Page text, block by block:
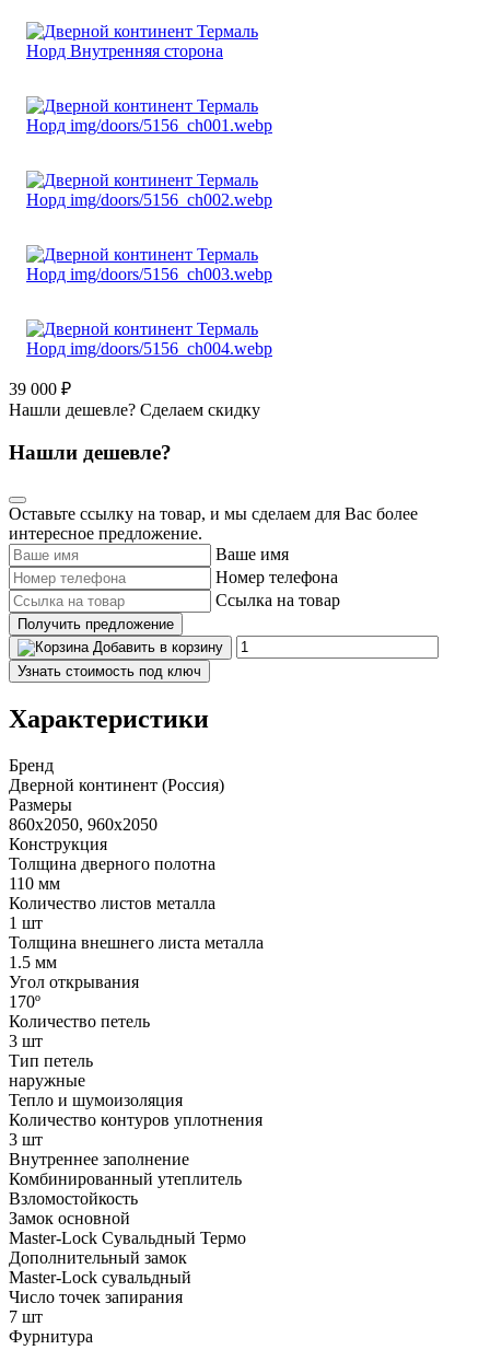
39 000 ₽
Нашли дешевле? Сделаем скидку
Нашли дешевле?
Оставьте ссылку на товар, и мы сделаем для Вас более
интересное предложение.
Ваше имя
Номер телефона
Ссылка на товар
Получить предложение
Добавить в корзину
Узнать стоимость под ключ
Характеристики
Бренд
Дверной континент (Россия)
Размеры
860x2050, 960x2050
Конструкция
Толщина дверного полотна
110 мм
Количество листов металла
1 шт
Толщина внешнего листа металла
1.5 мм
Угол открывания
170º
Количество петель
3 шт
Тип петель
наружные
Тепло и шумоизоляция
Количество контуров уплотнения
3 шт
Внутреннее заполнение
Комбинированный утеплитель
Взломостойкость
Замок основной
Master-Lock Сувальдный Термо
Дополнительный замок
Master-Lock сувальдный
Число точек запирания
7 шт
Фурнитура